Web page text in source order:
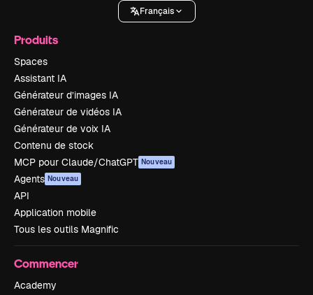
Français
Produits
Spaces
Assistant IA
Générateur d’images IA
Générateur de vidéos IA
Générateur de voix IA
Contenu de stock
MCP pour Claude/ChatGPT Nouveau
Agents Nouveau
API
Application mobile
Tous les outils Magnific
Commencer
Academy